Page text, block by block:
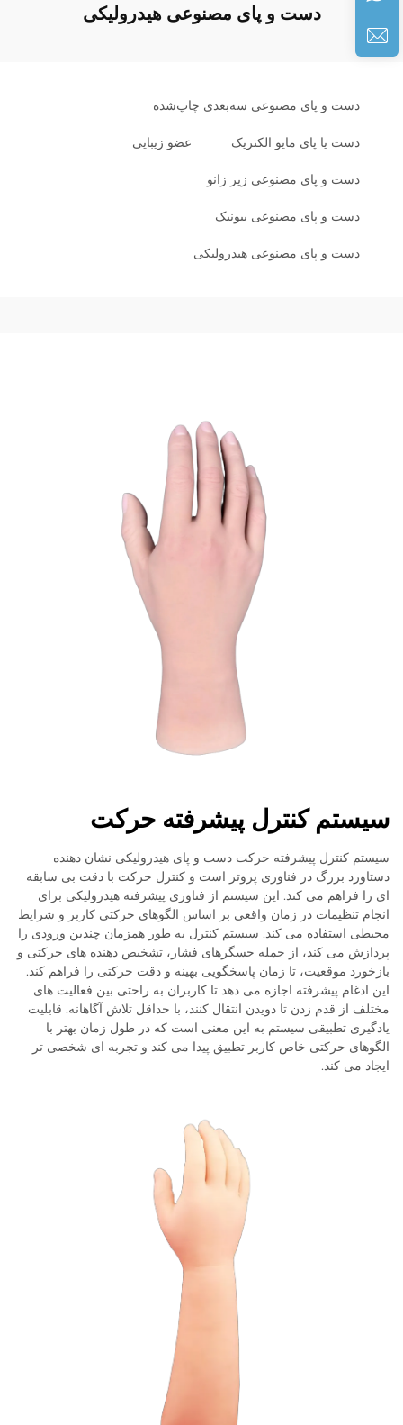
دست و پای مصنوعی هیدرولیکی
دست و پای مصنوعی سه‌بعدی چاپ‌شده
دست یا پای مایو الکتریک عضو زیبایی
دست و پای مصنوعی زیر زانو
دست و پای مصنوعی بیونیک
دست و پای مصنوعی هیدرولیکی
سیستم کنترل پیشرفته حرکت
سیستم کنترل پیشرفته حرکت دست و پای هیدرولیکی نشان دهنده
دستاورد بزرگ در فناوری پروتز است و کنترل حرکت با دقت بی سابقه
ای را فراهم می کند. این سیستم از فناوری پیشرفته هیدرولیکی برای
انجام تنظیمات در زمان واقعی بر اساس الگوهای حرکتی کاربر و شرایط
محیطی استفاده می کند. سیستم کنترل به طور همزمان چندین ورودی را
پردازش می کند، از جمله حسگرهای فشار، تشخیص دهنده های حرکتی و
بازخورد موقعیت، تا زمان پاسخگویی بهینه و دقت حرکتی را فراهم کند.
این ادغام پیشرفته اجازه می دهد تا کاربران به راحتی بین فعالیت های
مختلف از قدم زدن تا دویدن انتقال کنند، با حداقل تلاش آگاهانه. قابلیت
یادگیری تطبیقی سیستم به این معنی است که در طول زمان بهتر با
الگوهای حرکتی خاص کاربر تطبیق پیدا می کند و تجربه ای شخصی تر
ایجاد می کند.